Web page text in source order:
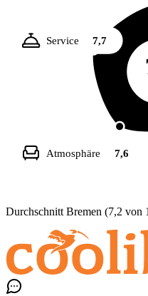
Atmosphäre 7,6
Service 7,7
Durchschnitt Bremen (7,2 von